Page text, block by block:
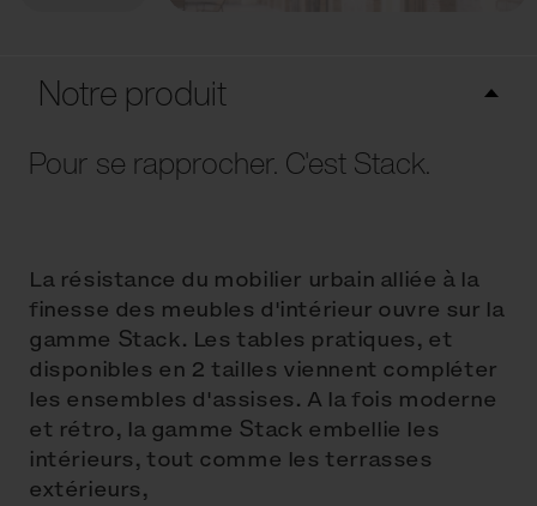
Notre produit
Pour se rapprocher. C'est Stack.
La résistance du mobilier urbain alliée à la
finesse des meubles d'intérieur ouvre sur la
gamme Stack. Les tables pratiques, et
disponibles en 2 tailles viennent compléter
les ensembles d'assises. A la fois moderne
et rétro, la gamme Stack embellie les
intérieurs, tout comme les terrasses
extérieurs,